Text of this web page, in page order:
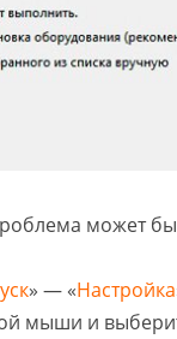
может
» — «Настройка
мыши и